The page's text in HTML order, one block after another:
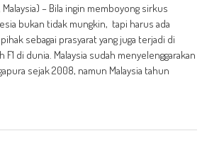
Malaysia) – Bila ingin memboyong sirkus
bukan tidak mungkin, tapi harus ada
sebagai prasyarat yang juga terjadi di
F1 di dunia. Malaysia sudah menyelenggarakan
sejak 2008, namun Malaysia tahun